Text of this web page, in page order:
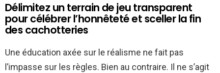
Délimitez un terrain de jeu transparent
pour célébrer l’honnêteté et sceller la fin
des cachotteries
Une éducation axée sur le réalisme ne fait pas
l’impasse sur les règles. Bien au contraire. Il ne s’agit